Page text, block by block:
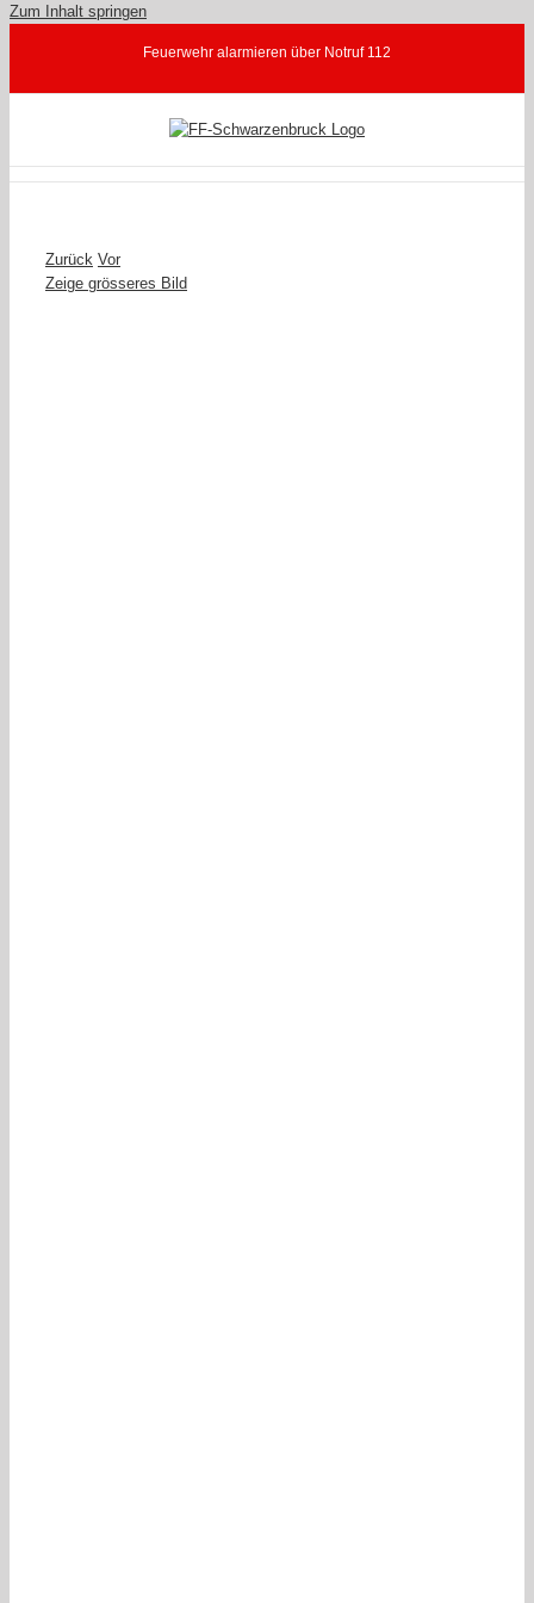
Zum Inhalt springen
Feuerwehr alarmieren über Notruf 112
Zurück Vor
Zeige grösseres Bild